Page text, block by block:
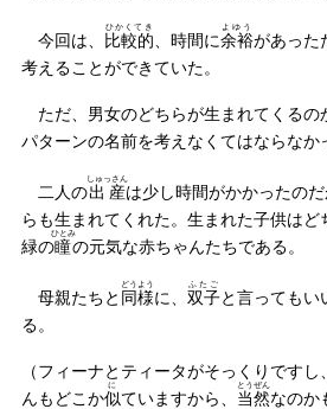
今回は、 比較的
ひかくてき
、時間に余裕
よゆう
があった
考えることができていた。
ただ、男女のどちらが生まれてくるの
パターンの名前を考えなくてはならなか
二人の出産
しゅっさん
は少し時間がかかったの
らも生まれてくれた。生まれた子供はど
緑の瞳
ひとみ
の元気な赤ちゃんたちである。
母親たちと 同様
どうよう
に、 双子
ふたご
と言ってもい
る。
（フィーナとティータがそっくりです
んもどこか似
に
ていますから、 当然
とうぜん
なのか